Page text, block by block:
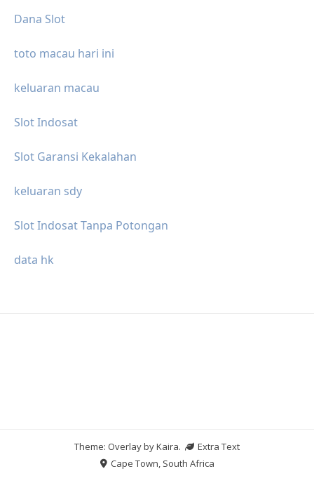
Dana Slot
toto macau hari ini
keluaran macau
Slot Indosat
Slot Garansi Kekalahan
keluaran sdy
Slot Indosat Tanpa Potongan
data hk
Theme: Overlay byKaira.
Extra Text
Cape Town, South Africa